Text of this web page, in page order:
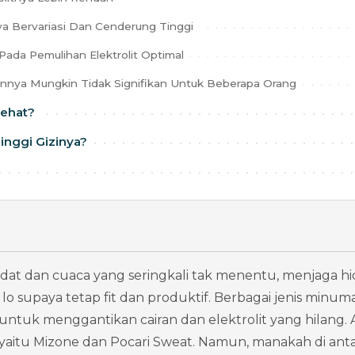
Bervariasi Dan Cenderung Tinggi
Pemulihan Elektrolit Optimal
Mungkin Tidak Signifikan Untuk Beberapa Orang
Gizinya?
dan cuaca yang seringkali tak menentu, menjaga
supaya tetap fit dan produktif. Berbagai jenis
untuk menggantikan cairan dan elektrolit yang hilang.
Mizone dan Pocari Sweat. Namun, manakah di